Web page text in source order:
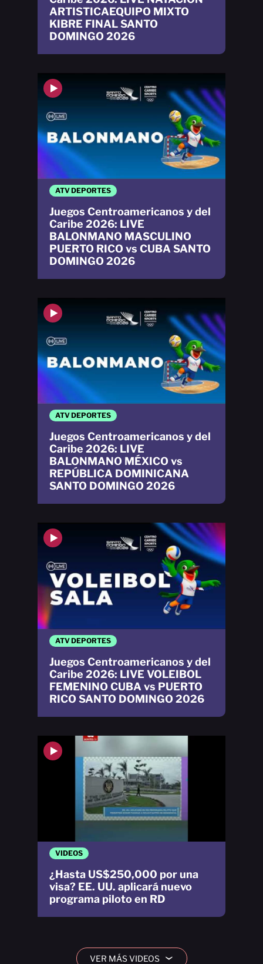
ATV DEPORTES
Juegos Centroamericanos y del
Caribe 2026: LIVE
BALONMANO MASCULINO
PUERTO RICO vs CUBA SANTO
DOMINGO 2026
ARTISTICAEQUIPO MIXTO
KIBRE FINAL SANTO
DOMINGO 2026
VIDEOS
¿Hasta US$250,000 por una
visa? EE. UU. aplicará nuevo
programa piloto en RD
ATV DEPORTES
Juegos Centroamericanos y del
Caribe 2026: LIVE VOLEIBOL
FEMENINO CUBA vs PUERTO
RICO SANTO DOMINGO 2026
ATV DEPORTES
Juegos Centroamericanos y del
Caribe 2026: LIVE
BALONMANO MÉXICO vs
REPÚBLICA DOMINICANA
SANTO DOMINGO 2026
VER MÁS VIDEOS ›